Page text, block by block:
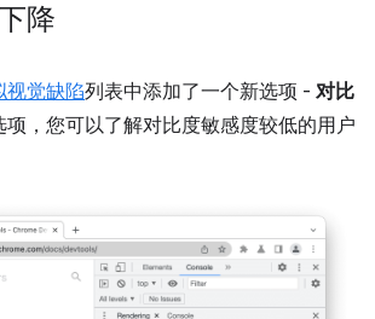
降
视觉缺陷列表中添加了一个新选项 - 对比
项，您可以了解对比度敏感度较低的用户